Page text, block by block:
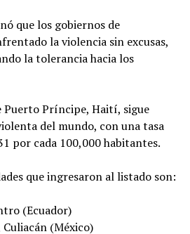
que los gobiernos de
la violencia sin excusas,
la tolerancia hacia los
Puerto Príncipe, Haití, sigue
del mundo, con una tasa
por cada 100,000 habitantes.
que ingresaron al listado son:
(Ecuador)
(México)